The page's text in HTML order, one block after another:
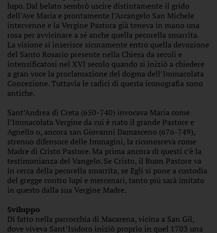
lupo. Dal belato sembrò uscire distintamente il grido
dell’Ave Maria e prontamente l’Arcangelo San Michele
intervenne e la Vergine Pastora già teneva in mano una
rosa per avvicinare a sé anche quella pecorella smarrita.
La visione si inserisce sicuramente entro quella devozione
del Santo Rosario presente nella Chiesa da secoli e
intensificatosi nel XVI secolo quando si iniziò a chiedere
a gran voce la proclamazione del dogma dell’Immacolata
Concezione. Tuttavia le radici di questa iconografia sono
antiche.
Sant’Andrea di Creta (650-740) invocava Maria come
l’Immacolata Vergine da cui è nato il grande Pastore e
Agnello o, ancora san Giovanni Damasceno (676-749),
strenuo difensore delle Immagini, la riconosceva come
Madre di Cristo Pastore. Ma prima ancora di questi c’è la
testimonianza del Vangelo. Se Cristo, il Buon Pastore va
in cerca della pecorella smarrita, se Egli si pone a custodia
del gregge contro lupi e mercenari, tanto più sarà imitato
in questo dalla sua Vergine Madre.
Sviluppo
Di fatto nella parrocchia di Macarena, vicina a San Gil,
dove viveva Sant’Isidoro iniziò proprio in quel 1703 una